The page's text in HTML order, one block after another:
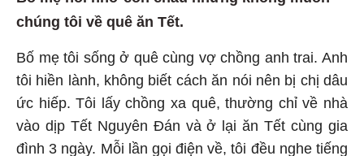
chúng tôi về quê ăn Tết.
Bố mẹ tôi sống ở quê cùng vợ chồng anh trai. Anh
tôi hiền lành, không biết cách ăn nói nên bị chị dâu
ức hiếp. Tôi lấy chồng xa quê, thường chỉ về nhà
vào dịp Tết Nguyên Đán và ở lại ăn Tết cùng gia
đình 3 ngày. Mỗi lần gọi điện về, tôi đều nghe tiếng